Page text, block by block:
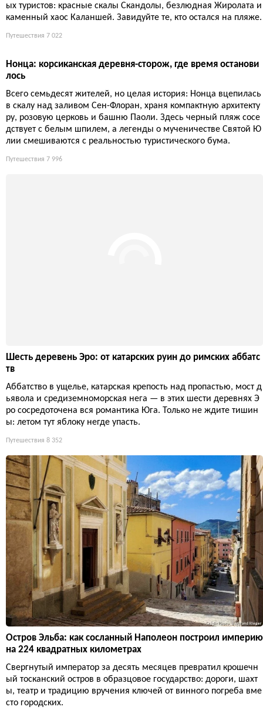
ых туристов: красные скалы Скандолы, безлюдная Жиролата и
каменный хаос Каланшей. Завидуйте те, кто остался на пляже.
Путешествия 7 022
Шесть деревень Эро: от катарских руин до римских аббатс
тв
Аббатство в ущелье, катарская крепость над пропастью, мост д
ьявола и средиземноморская нега — в этих шести деревнях Э
ро сосредоточена вся романтика Юга. Только не ждите тишин
ы: летом тут яблоку негде упасть.
Путешествия 8 352